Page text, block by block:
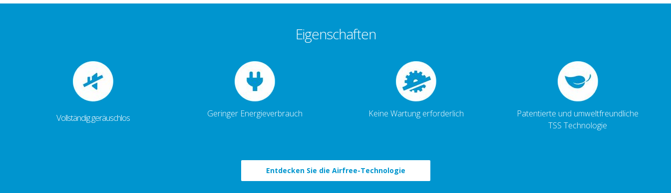
Eigenschaften
Vollständig geräuschlos Geringer Energieverbrauch Keine Wartung erforderlich
Patentierte und umweltfreundliche
TSS Technologie
Entdecken Sie die Airfree-Technologie